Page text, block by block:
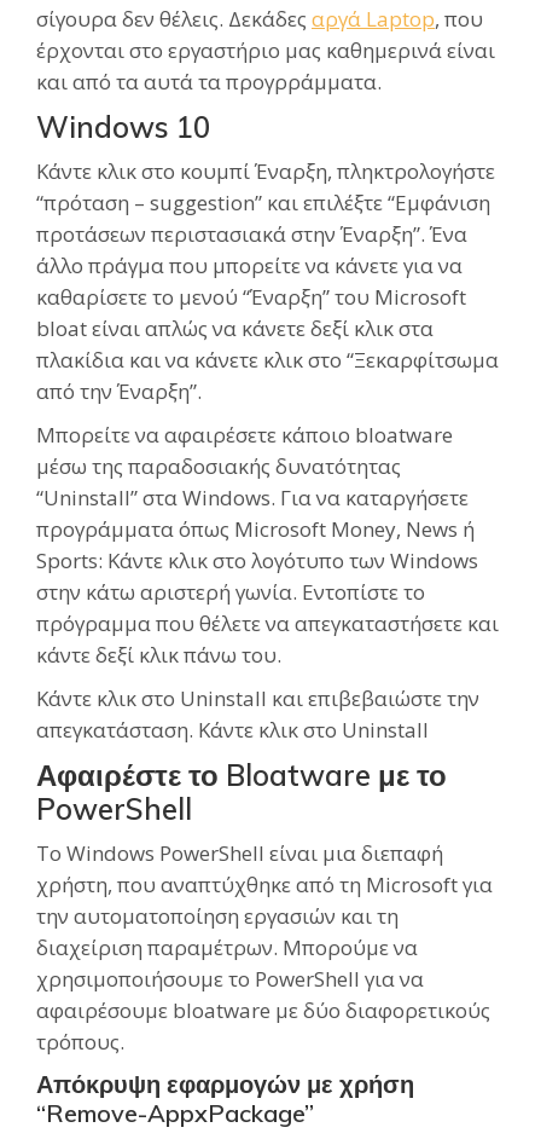
σίγουρα δεν θέλεις. Δεκάδες αργά Laptop, που
έρχονται στο εργαστήριο μας καθημερινά είναι
και από τα αυτά τα προγρράμματα.
Windows 10
Κάντε κλικ στο κουμπί Έναρξη, πληκτρολογήστε
“πρόταση – suggestion” και επιλέξτε “Εμφάνιση
προτάσεων περιστασιακά στην Έναρξη”. Ένα
άλλο πράγμα που μπορείτε να κάνετε για να
καθαρίσετε το μενού “Έναρξη” του Microsoft
bloat είναι απλώς να κάνετε δεξί κλικ στα
πλακίδια και να κάνετε κλικ στο “Ξεκαρφίτσωμα
από την Έναρξη”.
Μπορείτε να αφαιρέσετε κάποιο bloatware
μέσω της παραδοσιακής δυνατότητας
“Uninstall” στα Windows. Για να καταργήσετε
προγράμματα όπως Microsoft Money, News ή
Sports: Κάντε κλικ στο λογότυπο των Windows
στην κάτω αριστερή γωνία. Εντοπίστε το
πρόγραμμα που θέλετε να απεγκαταστήσετε και
κάντε δεξί κλικ πάνω του.
Κάντε κλικ στο Uninstall και επιβεβαιώστε την
απεγκατάσταση. Κάντε κλικ στο Uninstall
Αφαιρέστε το Bloatware με το
PowerShell
Το Windows PowerShell είναι μια διεπαφή
χρήστη, που αναπτύχθηκε από τη Microsoft για
την αυτοματοποίηση εργασιών και τη
διαχείριση παραμέτρων. Μπορούμε να
χρησιμοποιήσουμε το PowerShell για να
αφαιρέσουμε bloatware με δύο διαφορετικούς
τρόπους.
Απόκρυψη εφαρμογών με χρήση
“Remove-AppxPackage”